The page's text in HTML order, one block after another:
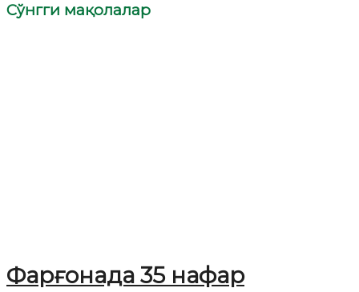
Сўнгги мақолалар
Фарғонада 35 нафар